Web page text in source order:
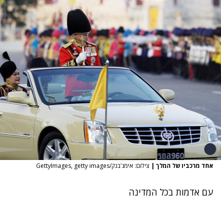
אחד מרכביו של המלך | צילום: אימג'בנק/GettyImages, getty images
עם אדמות בכל המדינה